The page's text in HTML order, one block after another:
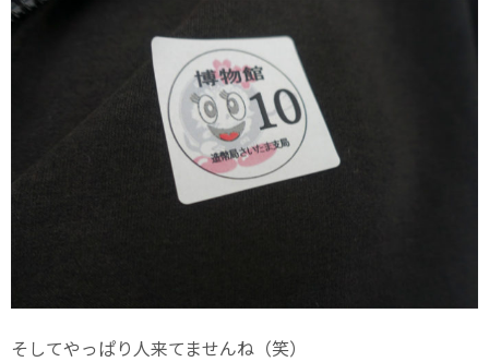
そしてやっぱり人来てませんね（笑）